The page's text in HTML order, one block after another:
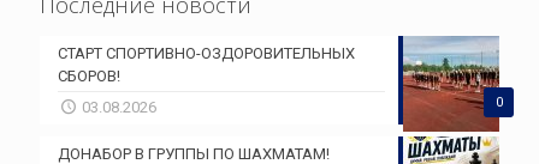
0
СТАРТ СПОРТИВНО-ОЗДОРОВИТЕЛЬНЫХ
СБОРОВ!
03.08.2026
ДОНАБОР В ГРУППЫ ПО ШАХМАТАМ!